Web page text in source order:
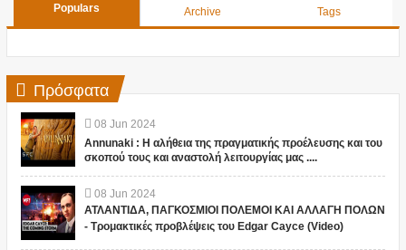
Populars Archive Tags
Πρόσφατα
08 Jun 2024
Annunaki : Η αλήθεια της πραγματικής προέλευσης και του
σκοπού τους και αναστολή λειτουργίας μας ....
08 Jun 2024
ΑΤΛΑΝΤΙΔΑ, ΠΑΓΚΟΣΜΙΟΙ ΠΟΛΕΜΟΙ ΚΑΙ ΑΛΛΑΓΗ ΠΟΛΩΝ
- Τρομακτικές προβλέψεις του Edgar Cayce (Video)